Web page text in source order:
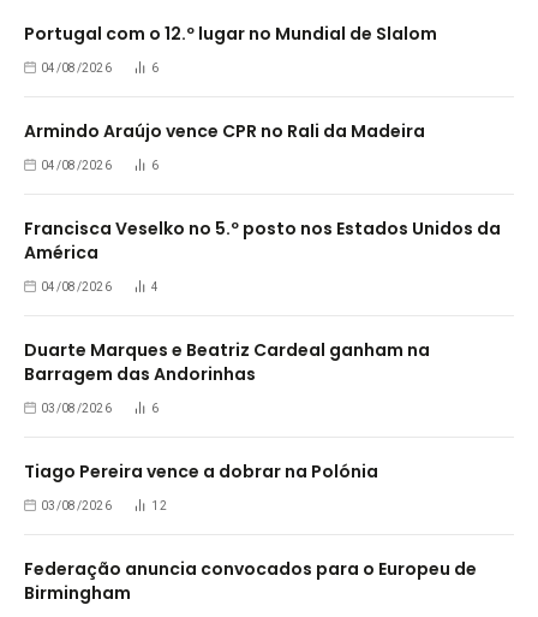
Portugal com o 12.º lugar no Mundial de Slalom
04/08/2026 6
Armindo Araújo vence CPR no Rali da Madeira
04/08/2026 6
Francisca Veselko no 5.º posto nos Estados Unidos da
América
04/08/2026 4
Duarte Marques e Beatriz Cardeal ganham na
Barragem das Andorinhas
03/08/2026 6
Tiago Pereira vence a dobrar na Polónia
03/08/2026 12
Federação anuncia convocados para o Europeu de
Birmingham